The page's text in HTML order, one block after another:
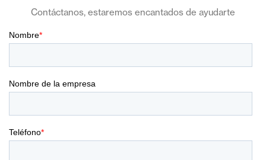
Contáctanos, estaremos encantados de ayudarte